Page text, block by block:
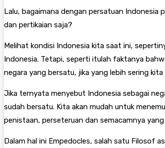
Lalu, bagaimana dengan persatuan Indonesia
dan pertikaian saja?
Melihat kondisi Indonesia kita saat ini,
Indonesia. Tetapi, seperti itulah faktanya
negara yang bersatu, jika yang lebih sering
Jika ternyata menyebut Indonesia sebagai
sudah bersatu. Kita akan mudah untuk
penistaan, perseteruan dan semacamnya
Dalam hal ini Empedocles, salah satu Filosof